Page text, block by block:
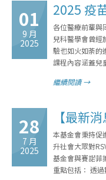
01
9 月
2025
2025 疫
各位醫療前輩與
兒科醫學會曾經
驗也如火如荼的
課程內容涵蓋兒
繼續閱讀 →
28
7 月
2025
【最新
本基金會秉持促
升社會大眾對
基金會與賽諾菲
重點包括： 透